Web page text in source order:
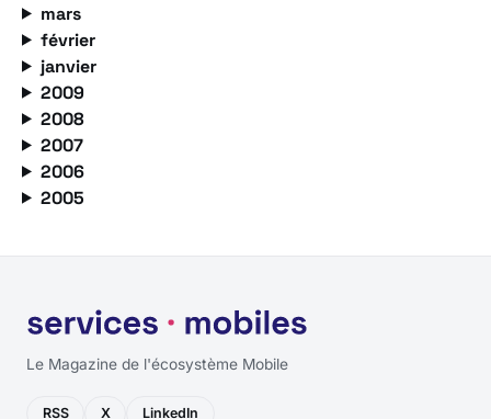
mars
février
janvier
2009
2008
2007
2006
2005
Le Magazine de l'écosystème Mobile
RSS X LinkedIn